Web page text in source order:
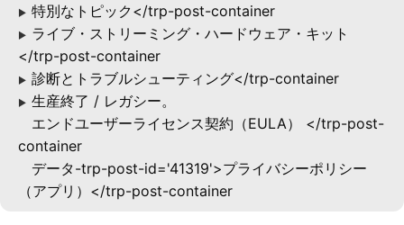
▶ 特別なトピック</trp-post-container
▶ ライブ・ストリーミング・ハードウェア・キット
</trp-post-container
▶ 診断とトラブルシューティング</trp-container
▶ 生産終了 / レガシー。
エンドユーザーライセンス契約（EULA） </trp-post-
container
データ-trp-post-id='41319'>プライバシーポリシー
（アプリ）</trp-post-container